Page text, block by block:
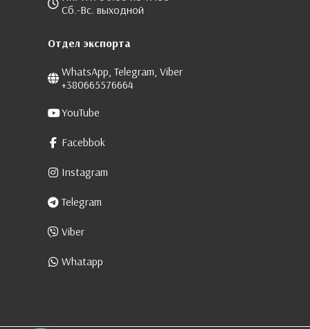
Сб.-Вс. выходной
Отдел экспорта
WhatsApp, Telegram, Viber
+380665576664
YouTube
Facebbok
Instagram
Telegram
Viber
Whatapp